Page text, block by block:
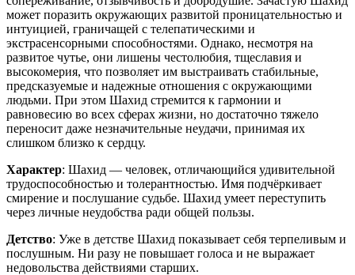
может поразить окружающих развитой проницательностью и
интуицией, граничащей с телепатическими и
экстрасенсорными способностями. Однако, несмотря на
развитое чутье, они лишены честолюбия, тщеславия и
высокомерия, что позволяет им выстраивать стабильные,
предсказуемые и надежные отношения с окружающими
людьми. При этом Шахид стремится к гармонии и
равновесию во всех сферах жизни, но достаточно тяжело
переносит даже незначительные неудачи, принимая их
слишком близко к сердцу.
Характер: Шахид — человек, отличающийся удивительной
трудоспособностью и толерантностью. Имя подчёркивает
смирение и послушание судьбе. Шахид умеет переступить
через личные неудобства ради общей пользы.
Детство: Уже в детстве Шахид показывает себя терпеливым и
послушным. Ни разу не повышает голоса и не выражает
недовольства действиями старших.